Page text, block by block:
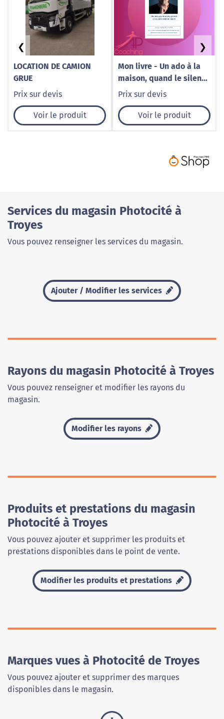
LOCATION DE CAMION
GRUE
Prix sur devis
Voir le produit
Mon livre - Un ado à la
maison, quand le silence
fait du bruit
Prix sur devis
Voir le produit
❮ ❯
Services du magasin Photocité à
Troyes
Vous pouvez renseigner les services du magasin.
Ajouter / Modifier les services
Rayons du magasin Photocité à Troyes
Vous pouvez renseigner et modifier les rayons du
magasin.
Modifier les rayons
Produits et prestations du magasin
Photocité à Troyes
Vous pouvez ajouter et supprimer les produits et
prestations disponibles dans le point de vente.
Modifier les produits et prestations
Marques vues à Photocité de Troyes
Vous pouvez ajouter et supprimer des marques
disponibles dans le magasin.